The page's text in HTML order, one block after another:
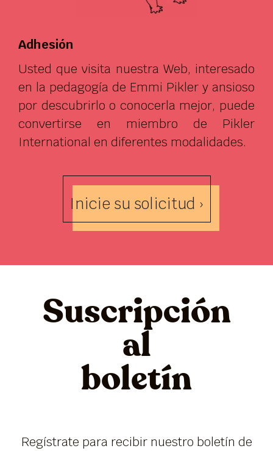
Adhesión
Usted que visita nuestra Web, interesado
en la pedagogía de Emmi Pikler y ansioso
por descubrirlo o conocerla mejor, puede
convertirse en miembro de Pikler
International en diferentes modalidades.
Inicie su solicitud ›
Suscripción
al
boletín
Regístrate para recibir nuestro boletín de